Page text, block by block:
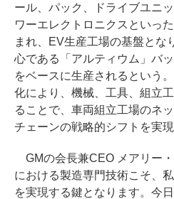
ール、パック、ドライブユニ
ワーエレクトロニクスといっ
まれ、EV生産工場の基盤とな
心である「アルティウム」バ
をベースに生産されるという
化により、機械、工具、組立
ることで、車両組立工場のネ
チェーンの戦略的シフトを実
GMの会長兼CEO メアリー
における製造専門技術こそ、
を実現する鍵となります。今